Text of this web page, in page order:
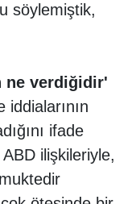
söylemiştik,
ne verdiğidir'
iddialarının
ifade
ilişkileriyle,